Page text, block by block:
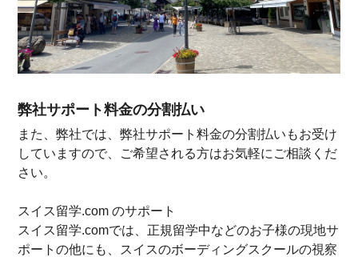
弊社サポート料金の分割払い
また、弊社では、弊社サポート料金の分割払いもお受け
していますので、ご希望される方はお気軽にご相談くだ
さい。
スイス留学.com のサポート
スイス留学.comでは、正規留学中などのお子様の現地サ
ポートの他にも、スイスのボーディングスクールの視察